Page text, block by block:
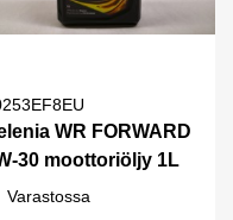
WR FORWARD
30 moottoriöljy 1L
Varastossa